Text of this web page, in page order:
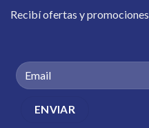
Recibí ofertas y promociones